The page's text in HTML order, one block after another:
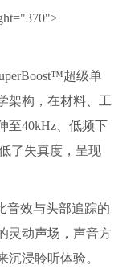
超级单
架构，在材料、工
至40kHz、低频下
了失真度，呈现
音效与头部追踪的
灵动声场，声音方
浸聆听体验。